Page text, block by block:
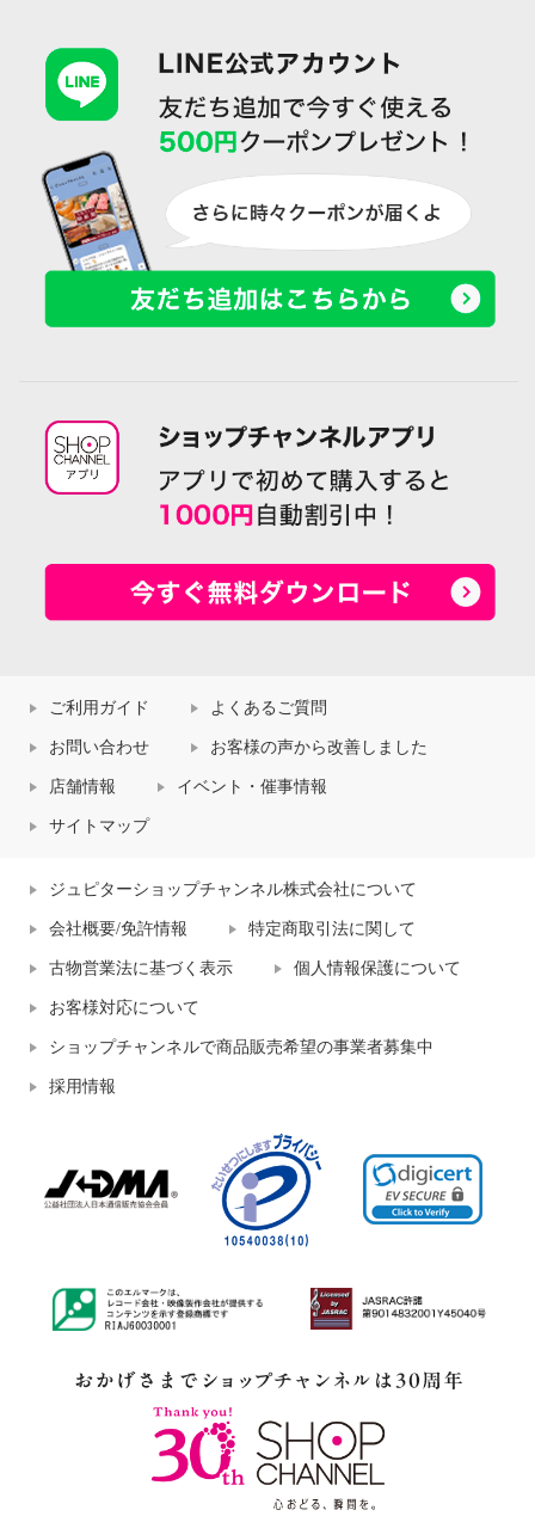
ご利用ガイド よくあるご質問
お問い合わせ お客様の声から改善しました
店舗情報 イベント・催事情報
サイトマップ
ジュピターショップチャンネル株式会社について
会社概要/免許情報 特定商取引法に関して
古物営業法に基づく表示 個人情報保護について
お客様対応について
ショップチャンネルで商品販売希望の事業者募集中
採用情報